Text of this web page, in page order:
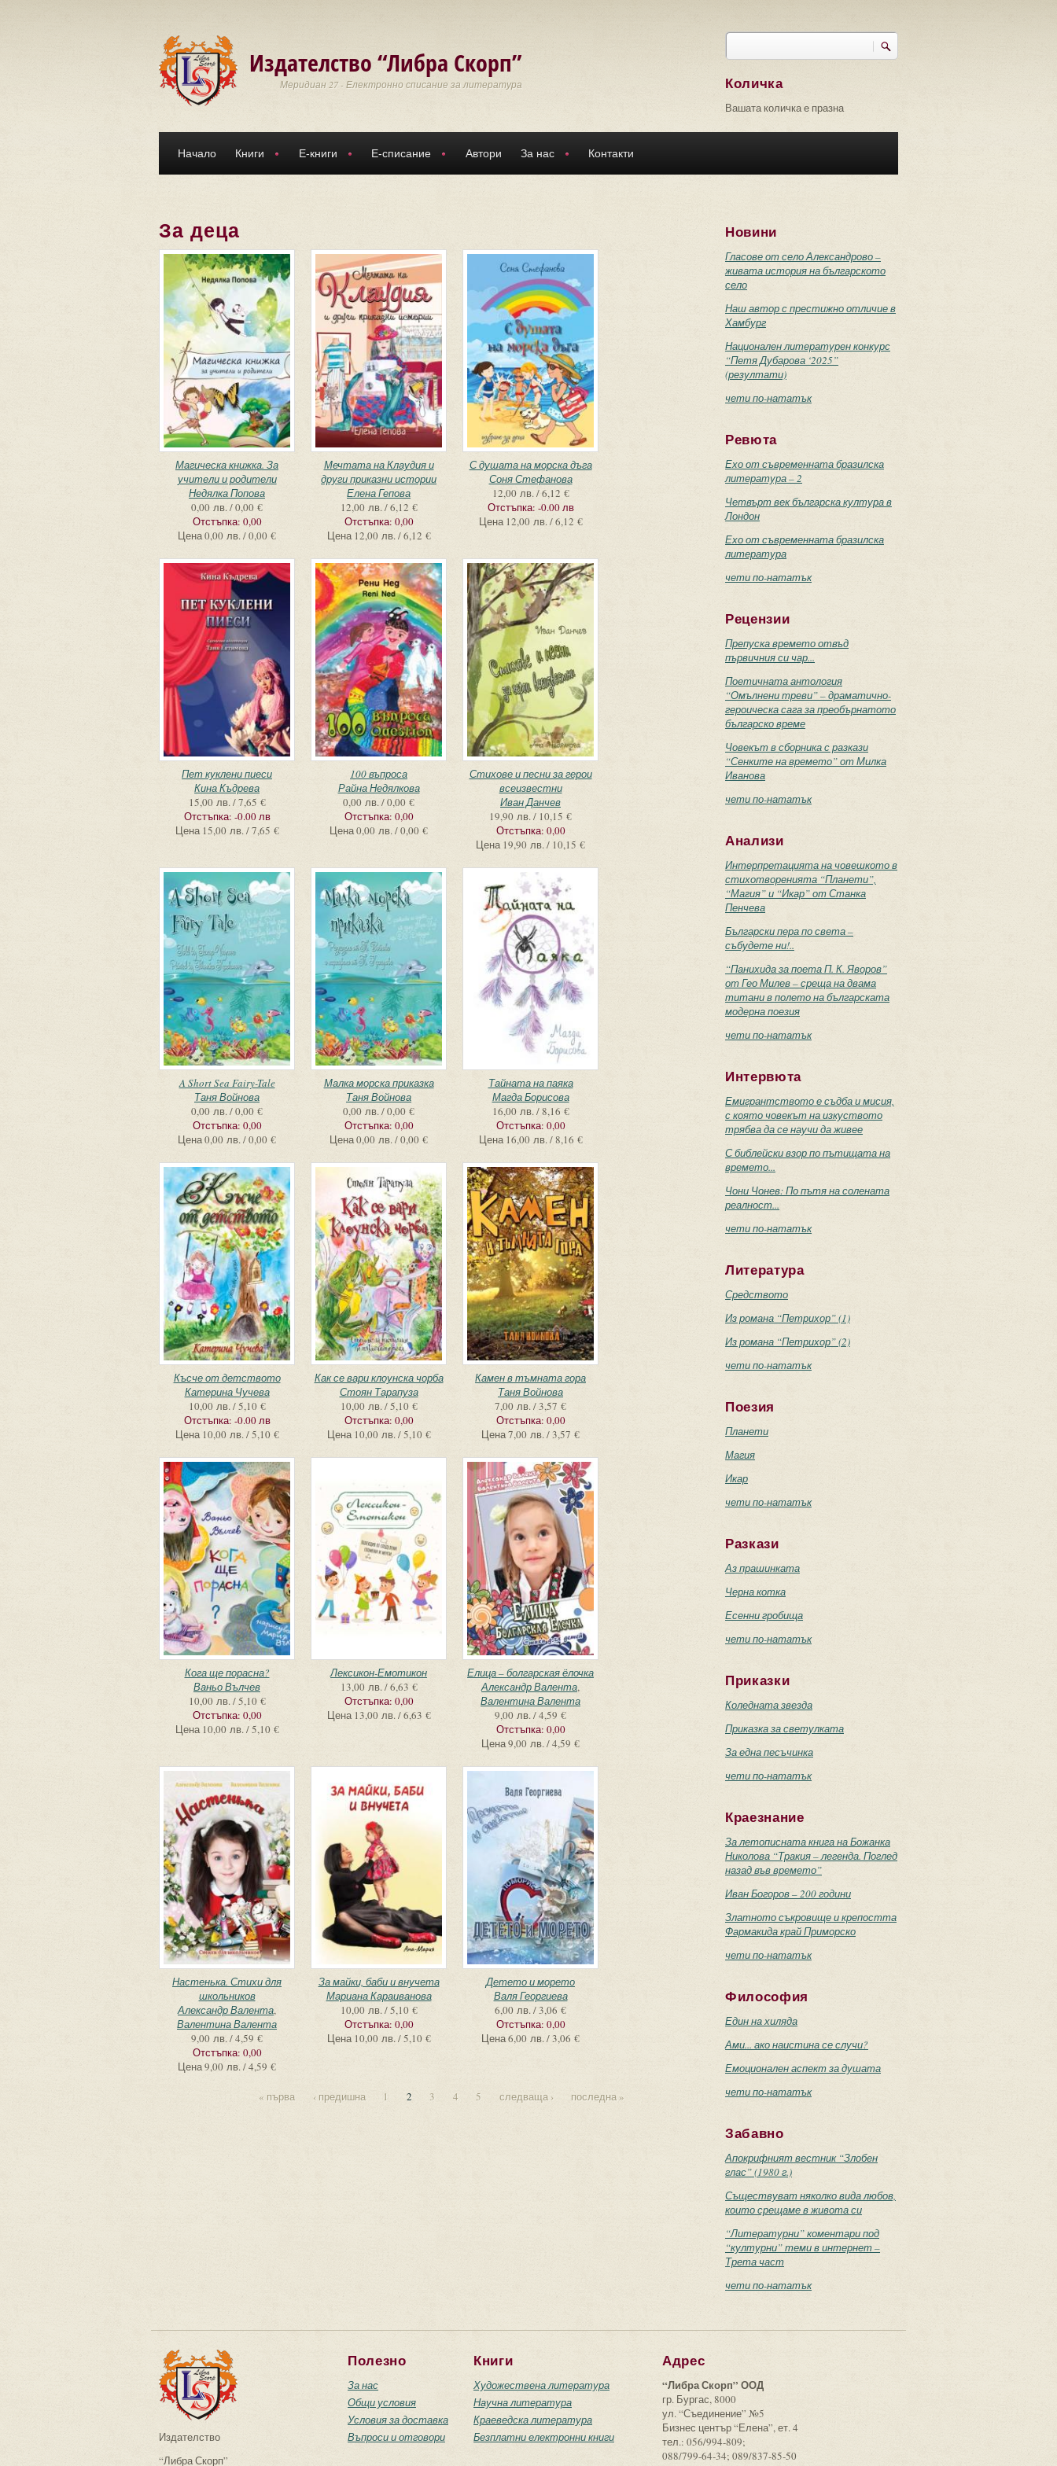
Издателство “Либра Скорп”
Меридиан 27 - Електронно списание за литература
Търси
Количка
Вашата количка е празна
Начало Книги Е-книги Е-списание Автори За нас Контакти
За деца
Магическа книжка. За
учители и родители
Недялка Попова
0,00 лв. / 0,00 €
Отстъпка: 0,00
Цена0,00 лв. / 0,00 €
Мечтата на Клаудия и
други приказни истории
Елена Гепова
12,00 лв. / 6,12 €
Отстъпка: 0,00
Цена 12,00 лв. / 6,12 €
С душата на морска дъга
Соня Стефанова
12,00 лв. / 6,12 €
Отстъпка: -0.00 лв
Цена 12,00 лв. / 6,12 €
Пет куклени пиеси
Кина Къдрева
15,00 лв. / 7,65 €
Отстъпка: -0.00 лв
Цена 15,00 лв. / 7,65 €
100 въпроса
Райна Недялкова
0,00 лв. / 0,00 €
Отстъпка: 0,00
Цена0,00 лв. / 0,00 €
Стихове и песни за герои
всеизвестни
Иван Данчев
19,90 лв. / 10,15 €
Отстъпка: 0,00
Цена 19,90 лв. / 10,15 €
A Short Sea Fairy-Tale
Таня Войнова
0,00 лв. / 0,00 €
Отстъпка: 0,00
Цена0,00 лв. / 0,00 €
Малка морска приказка
Таня Войнова
0,00 лв. / 0,00 €
Отстъпка: 0,00
Цена0,00 лв. / 0,00 €
Тайната на паяка
Магда Борисова
16,00 лв. / 8,16 €
Отстъпка: 0,00
Цена 16,00 лв. / 8,16 €
Късче от детството
Катерина Чучева
10,00 лв. / 5,10 €
Отстъпка: -0.00 лв
Цена 10,00 лв. / 5,10 €
Как се вари клоунска чорба
Стоян Тарапуза
10,00 лв. / 5,10 €
Отстъпка: 0,00
Цена 10,00 лв. / 5,10 €
Камен в тъмната гора
Таня Войнова
7,00 лв. / 3,57 €
Отстъпка: 0,00
Цена7,00 лв. / 3,57 €
Кога ще порасна?
Ваньо Вълчев
10,00 лв. / 5,10 €
Отстъпка: 0,00
Цена 10,00 лв. / 5,10 €
Лексикон-Емотикон
13,00 лв. / 6,63 €
Отстъпка: 0,00
Цена 13,00 лв. / 6,63 €
Елица – болгарская ёлочка
Александр Валента,
Валентина Валента
9,00 лв. / 4,59 €
Отстъпка: 0,00
Цена9,00 лв. / 4,59 €
Настенька. Стихи для
школьников
Александр Валента,
Валентина Валента
9,00 лв. / 4,59 €
Отстъпка: 0,00
Цена9,00 лв. / 4,59 €
За майки, баби и внучета
Мариана Караиванова
10,00 лв. / 5,10 €
Отстъпка: 0,00
Цена 10,00 лв. / 5,10 €
Детето и морето
Валя Георгиева
6,00 лв. / 3,06 €
Отстъпка: 0,00
Цена6,00 лв. / 3,06 €
Страници
« първа ‹ предишна 1 2 3 4 5 следваща › последна »
Новини
Гласове от село Александрово –
живата история на българското
село
Наш автор с престижно отличие в
Хамбург
Национален литературен конкурс
“Петя Дубарова ‘2025”
(резултати)
чети по-нататък
Ревюта
Ехо от съвременната бразилска
литература – 2
Четвърт век българска култура в
Лондон
Ехо от съвременната бразилска
литература
чети по-нататък
Рецензии
Препуска времето отвъд
първичния си чар...
Поетичната антология
“Омълнени треви” – драматично-
героическа сага за преобърнатото
българско време
Човекът в сборника с разкази
“Сенките на времето” от Милка
Иванова
чети по-нататък
Анализи
Интерпретацията на човешкото в
стихотворенията “Планети”,
“Магия” и “Икар” от Станка
Пенчева
Български пера по света –
събудете ни!..
“Панихида за поета П. К. Яворов”
от Гео Милев – среща на двама
титани в полето на българската
модерна поезия
чети по-нататък
Интервюта
Емигрантството е съдба и мисия,
с която човекът на изкуството
трябва да се научи да живее
С библейски взор по пътищата на
времето...
Чони Чонев: По пътя на солената
реалност...
чети по-нататък
Литература
Средството
Из романа “Петрихор” (1)
Из романа “Петрихор” (2)
чети по-нататък
Поезия
Планети
Магия
Икар
чети по-нататък
Разкази
Аз прашинката
Черна котка
Есенни гробища
чети по-нататък
Приказки
Коледната звезда
Приказка за светулката
За една песъчинка
чети по-нататък
Краезнание
За летописната книга на Божанка
Николова “Тракия – легенда. Поглед
назад във времето”
Иван Богоров – 200 години
Златното съкровище и крепостта
Фармакида край Приморско
чети по-нататък
Философия
Един на хиляда
Ами... ако наистина се случи?
Емоционален аспект за душата
чети по-нататък
Забавно
Апокрифният вестник “Злобен
глас” (1980 г.)
Съществуват няколко вида любов,
които срещаме в живота си
“Литературни” коментари под
“културни” теми в интернет –
Трета част
чети по-нататък
Издателство
“Либра Скорп”
Полезно
За нас
Общи условия
Условия за доставка
Въпроси и отговори
Книги
Художествена литература
Научна литература
Краеведска литература
Безплатни електронни книги
Адрес
“Либра Скорп” ООД
гр. Бургас, 8000
ул. “Съединение” №5
Бизнес център “Елена”, ет. 4
тел.: 056/994-809;
088/799-64-34; 089/837-85-50